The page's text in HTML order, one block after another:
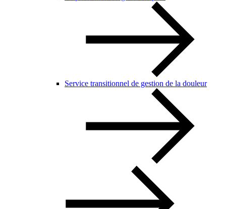
Service transitionnel de gestion de la douleur